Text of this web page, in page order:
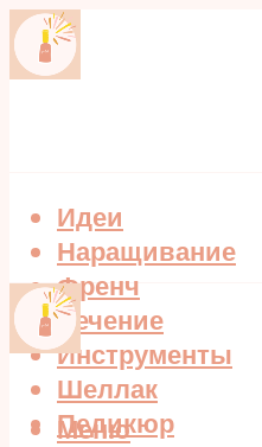
Идеи
Наращивание
Френч
Лечение
Инструменты
Шеллак
Педикюр
Меню